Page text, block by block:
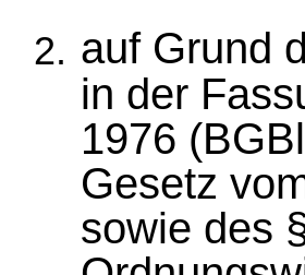
auf Grund
in der
1976
Gesetz
sowie des